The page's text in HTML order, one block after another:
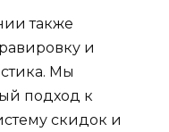
также
и
Мы
подход к
скидок и